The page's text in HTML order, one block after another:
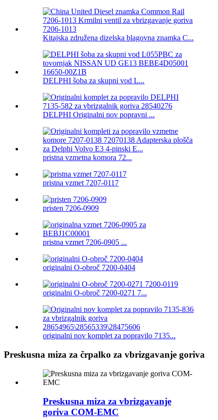
Kitajska združena dizelska blagovna znamka C...
DELPHI šoba za skupni vod L...
DELPHI Originalni nov popravni ...
pristna vzmetna komora 72...
pristna vzmet 7207-0117
pristen 7206-0909
pristna vzmet 7206-0905 ...
originalni O-obroč 7200-0404
originalni O-obroč 7200-0271 7...
originalni nov komplet za popravilo 7135...
Preskusna miza za črpalko za vbrizgavanje goriva
Preskusna miza za vbrizgavanje
goriva COM-EMC